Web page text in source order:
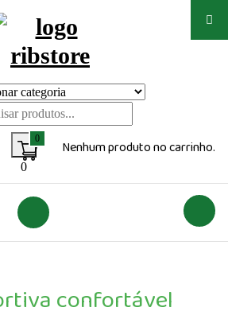
0
0
Nenhum produto no carrinho.
confortável